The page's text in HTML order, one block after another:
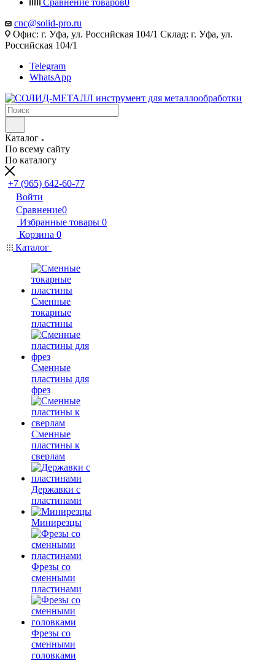
Сравнение товаров0
cnc@solid-pro.ru
Офис: г. Уфа, ул. Российская 104/1 Склад: г. Уфа, ул.
Российская 104/1
Telegram
WhatsApp
Каталог
По всему сайту
По каталогу
+7 (965) 642-60-77
Войти
Сравнение0
Избранные товары 0
Корзина 0
Каталог
Сменные
токарные
пластины
Сменные
пластины для
фрез
Сменные
пластины к
сверлам
Державки с
пластинами
Минирезцы
Фрезы со
сменными
пластинами
Фрезы со
сменными
головками